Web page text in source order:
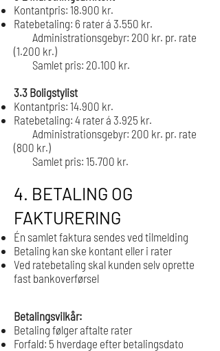
Kontantpris: 18.900 kr.
Ratebetaling: 6 rater á 3.550 kr.
Administrationsgebyr: 200 kr. pr. rate
(1.200 kr.)
Samlet pris: 20.100 kr.
3.3 Boligstylist
Kontantpris: 14.900 kr.
Ratebetaling: 4 rater á 3.925 kr.
Administrationsgebyr: 200 kr. pr. rate
(800 kr.)
Samlet pris: 15.700 kr.
4. BETALING OG
FAKTURERING
Én samlet faktura sendes ved tilmelding
Betaling kan ske kontant eller i rater
Ved ratebetaling skal kunden selv oprette
fast bankoverførsel
Betalingsvilkår:
Betaling følger aftalte rater
Forfald: 5 hverdage efter betalingsdato